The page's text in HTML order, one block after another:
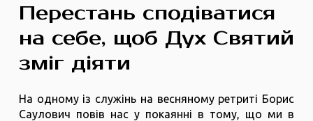
Перестань сподіватися
на себе, щоб Дух Святий
зміг діяти
На одному із служінь на весняному ретриті Борис
Саулович повів нас у покаянні в тому, що ми в